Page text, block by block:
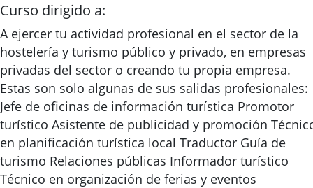
Curso dirigido a:
A ejercer tu actividad profesional en el sector de la
hostelería y turismo público y privado, en empresas
privadas del sector o creando tu propia empresa.
Estas son solo algunas de sus salidas profesionales:
Jefe de oficinas de información turística Promotor
turístico Asistente de publicidad y promoción
en planificación turística local Traductor Guía de
turismo Relaciones públicas Informador turístico
Técnico en organización de ferias y eventos